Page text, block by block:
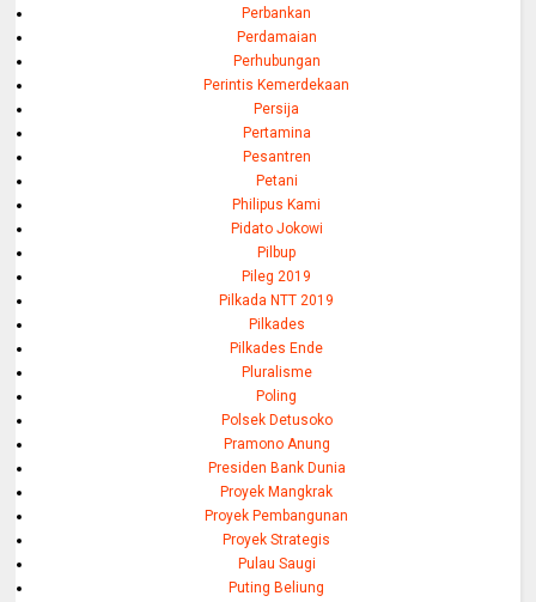
Perbankan
Perdamaian
Perhubungan
Perintis Kemerdekaan
Persija
Pertamina
Pesantren
Petani
Philipus Kami
Pidato Jokowi
Pilbup
Pileg 2019
Pilkada NTT 2019
Pilkades
Pilkades Ende
Pluralisme
Poling
Polsek Detusoko
Pramono Anung
Presiden Bank Dunia
Proyek Mangkrak
Proyek Pembangunan
Proyek Strategis
Pulau Saugi
Puting Beliung